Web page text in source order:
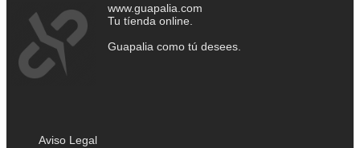
www.guapalia.com
Tu tíenda online.
Guapalia como tú desees.
Aviso Legal